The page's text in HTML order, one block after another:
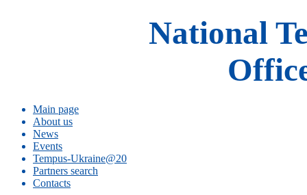
National
Main page
About us
News
Events
Tempus-Ukraine@20
Partners search
Contacts